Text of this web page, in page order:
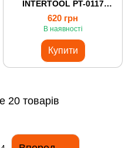
INTERTOOL PT-0117
(1.3мм/600мл)
620 грн
В наявності
Купити
20 товарів